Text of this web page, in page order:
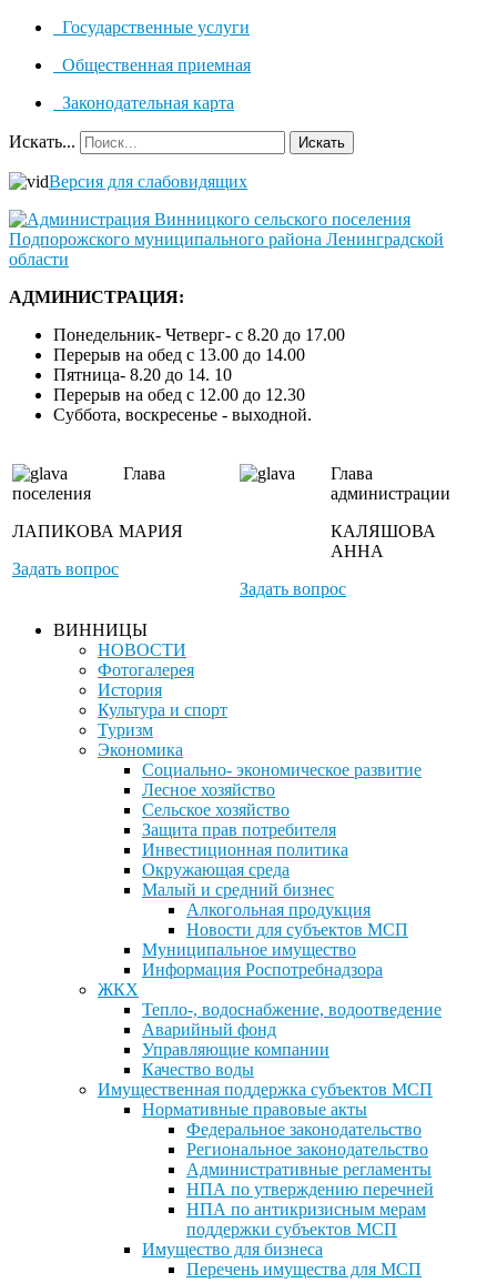
Государственные услуги
Общественная приемная
Законодательная карта
Искать... Искать
Версия для слабовидящих
АДМИНИСТРАЦИЯ:
Понедельник- Четверг- с 8.20 до 17.00
Перерыв на обед с 13.00 до 14.00
Пятница- 8.20 до 14. 10
Перерыв на обед с 12.00 до 12.30
Суббота, воскресенье - выходной.
Глава
поселения
ЛАПИКОВА МАРИЯ
Задать вопрос
Глава
администрации
КАЛЯШОВА
АННА
Задать вопрос
ВИННИЦЫ
НОВОСТИ
Фотогалерея
История
Культура и спорт
Туризм
Экономика
Социально- экономическое развитие
Лесное хозяйство
Сельское хозяйство
Защита прав потребителя
Инвестиционная политика
Окружающая среда
Малый и средний бизнес
Алкогольная продукция
Новости для субъектов МСП
Муниципальное имущество
Информация Роспотребнадзора
ЖКХ
Тепло-, водоснабжение, водоотведение
Аварийный фонд
Управляющие компании
Качество воды
Имущественная поддержка субъектов МСП
Нормативные правовые акты
Федеральное законодательство
Региональное законодательство
Административные регламенты
НПА по утверждению перечней
НПА по антикризисным мерам
поддержки субъектов МСП
Имущество для бизнеса
Перечень имущества для МСП